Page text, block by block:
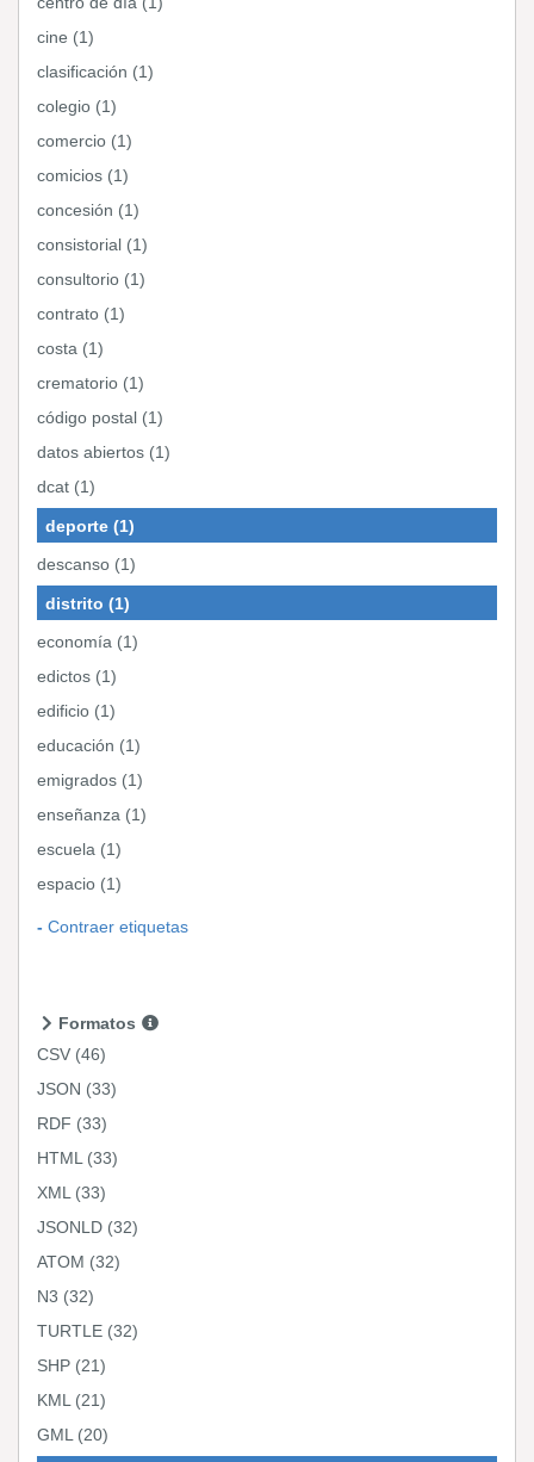
cine (1)
clasificación (1)
colegio (1)
comercio (1)
comicios (1)
concesión (1)
consistorial (1)
consultorio (1)
contrato (1)
costa (1)
crematorio (1)
código postal (1)
datos abiertos (1)
dcat (1)
deporte (1)
descanso (1)
distrito (1)
economía (1)
edictos (1)
edificio (1)
educación (1)
emigrados (1)
enseñanza (1)
escuela (1)
espacio (1)
Contraer etiquetas
Formatos
CSV (46)
JSON (33)
RDF (33)
HTML (33)
XML (33)
JSONLD (32)
ATOM (32)
N3 (32)
TURTLE (32)
SHP (21)
KML (21)
GML (20)